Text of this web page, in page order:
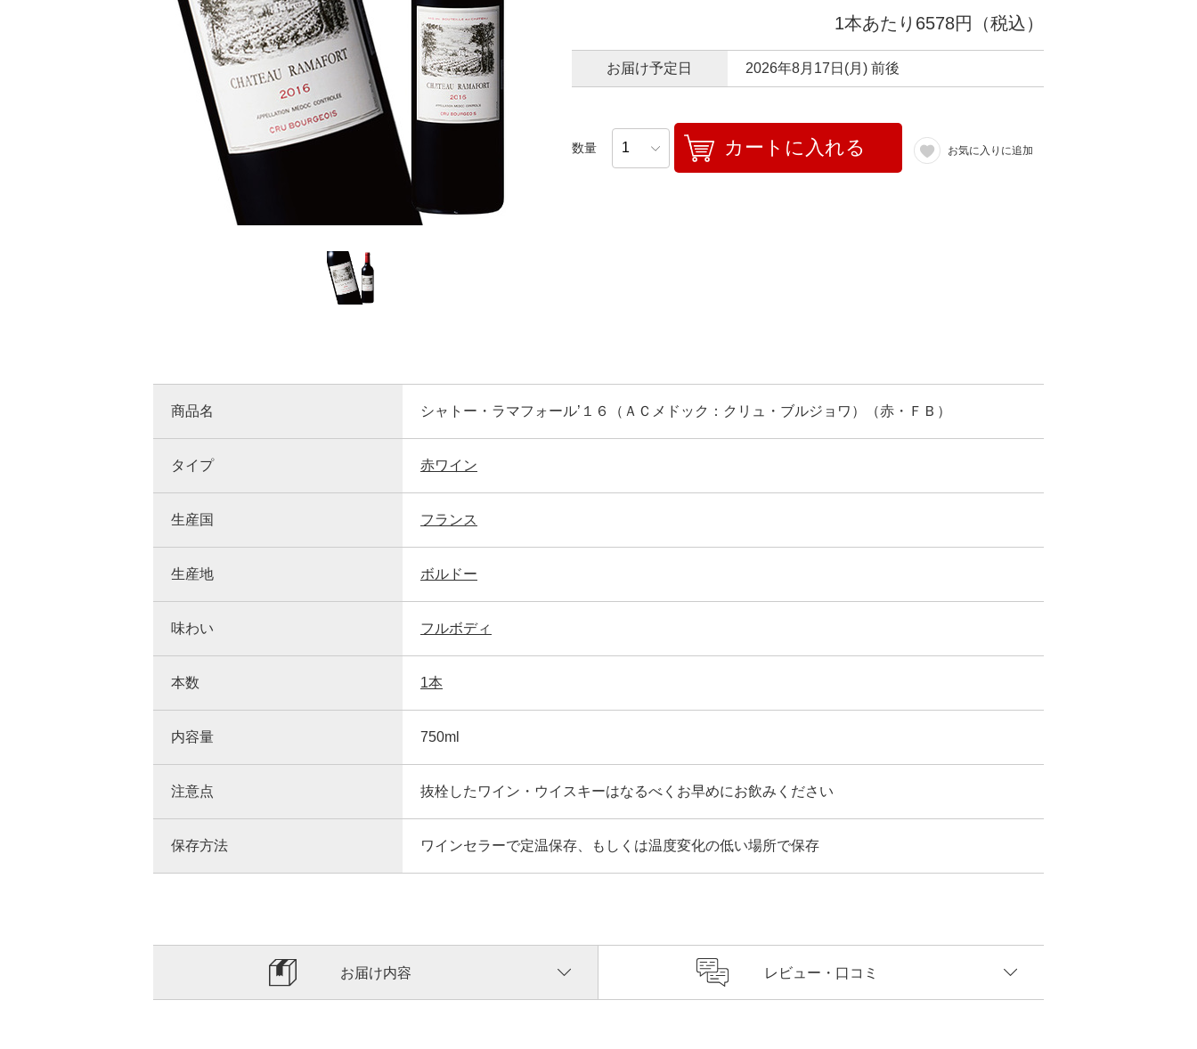
1本あたり6578円（税込）
お届け予定日 2026年8月17日(月) 前後
数量 カートに入れる お気に入りに追加
商品名 シャトー・ラマフォール’１６（ＡＣメドック：クリュ・ブルジョワ）（赤・ＦＢ）
タイプ 赤ワイン
生産国 フランス
生産地 ボルドー
味わい フルボディ
本数 1本
内容量 750ml
注意点 抜栓したワイン・ウイスキーはなるべくお早めにお飲みください
保存方法 ワインセラーで定温保存、もしくは温度変化の低い場所で保存
お届け内容 レビュー ・口コミ